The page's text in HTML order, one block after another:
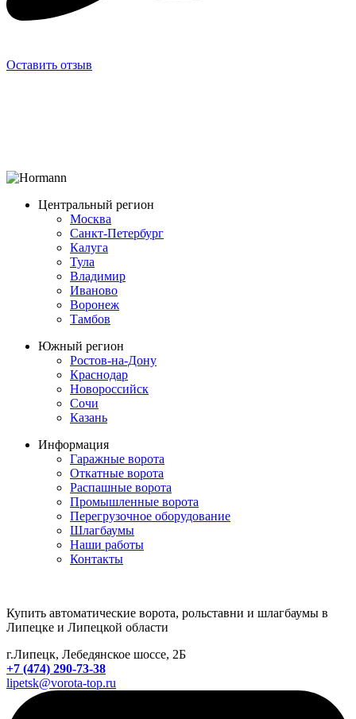
Оставить отзыв
Центральный регион
Москва
Санкт-Петербург
Калуга
Тула
Владимир
Иваново
Воронеж
Тамбов
Южный регион
Ростов-на-Дону
Краснодар
Новороссийск
Сочи
Казань
Информация
Гаражные ворота
Откатные ворота
Распашные ворота
Промышленные ворота
Перегрузочное оборудование
Шлагбаумы
Наши работы
Контакты
Купить автоматические ворота, рольставни и шлагбаумы в
Липецке и Липецкой области
г.Липецк, Лебедянское шоссе, 2Б
+7 (474) 290-73-38
lipetsk@vorota-top.ru